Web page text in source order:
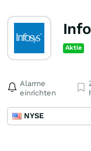
Aktie
Alarme
einrichten
NYSE